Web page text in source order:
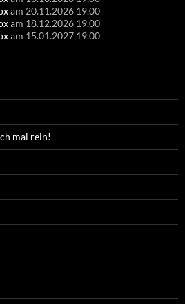
am 20.11.2026 19.00
am 18.12.2026 19.00
am 15.01.2027 19.00
mal rein!